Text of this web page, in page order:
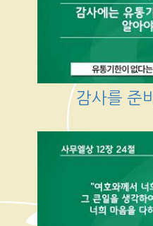
감사를 준